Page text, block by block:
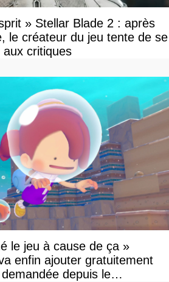
» Stellar Blade 2 : après
le créateur du jeu tente de se
critiques
le jeu à cause de ça »
enfin ajouter gratuitement
depuis le